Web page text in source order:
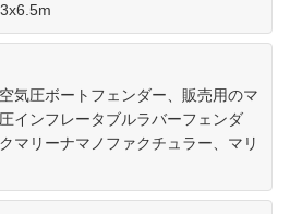
気圧ボートフェンダー、販売用のマ
インフレータブルラバーフェンダ
マリーナマノファクチュラー、マリ